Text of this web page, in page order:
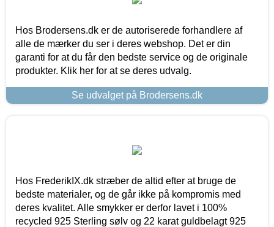
Hos Brodersens.dk er de autoriserede forhandlere af
alle de mærker du ser i deres webshop. Det er din
garanti for at du får den bedste service og de originale
produkter. Klik her for at se deres udvalg.
Se udvalget på Brodersens.dk
Hos FrederikIX.dk stræber de altid efter at bruge de
bedste materialer, og de går ikke på kompromis med
deres kvalitet. Alle smykker er derfor lavet i 100%
recycled 925 Sterling sølv og 22 karat guldbelagt 925